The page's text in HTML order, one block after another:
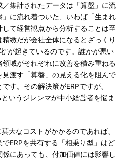
集計されたデータは「算盤」に流
に流れ着ついた、いわば「生まれ
て経営観点から分析することは至
緻だが会社全体になるとざっくり
”が起きているのです。誰かが悪い
域がそれぞれに改善を積み重ねる
渡す「算盤」の見える化を阻んで
す。その解決策がERPですが、
いうジレンマが中小経営者を悩ま
大なコストがかかるのであれば、
ERPを共有する「相乗り型」はど
にあっても、付加価値には影響し